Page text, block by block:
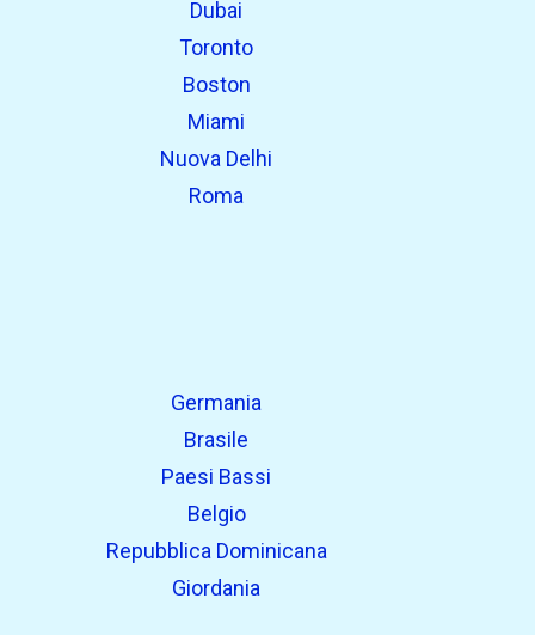
Dubai
Toronto
Boston
Miami
Nuova Delhi
Roma
Germania
Brasile
Paesi Bassi
Belgio
Repubblica Dominicana
Giordania